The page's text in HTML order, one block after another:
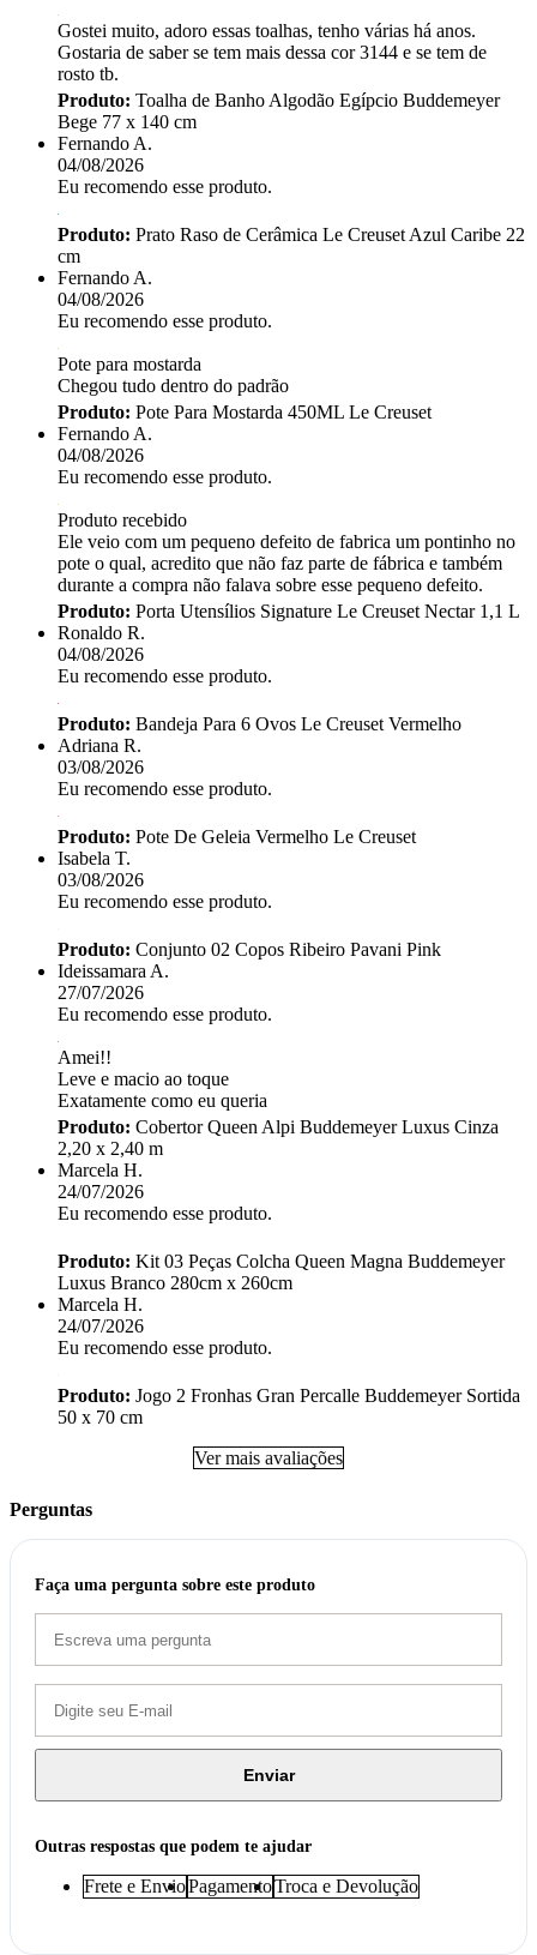
Gostei muito, adoro essas toalhas, tenho várias há anos.
Gostaria de saber se tem mais dessa cor 3144 e se tem de
rosto tb.
Produto: Toalha de Banho Algodão Egípcio Buddemeyer
Bege 77 x 140 cm
Fernando A.
04/08/2026
Eu recomendo esse produto.
Produto: Prato Raso de Cerâmica Le Creuset Azul Caribe 22
cm
Fernando A.
04/08/2026
Eu recomendo esse produto.
Pote para mostarda
Chegou tudo dentro do padrão
Produto: Pote Para Mostarda 450ML Le Creuset
Fernando A.
04/08/2026
Eu recomendo esse produto.
Produto recebido
Ele veio com um pequeno defeito de fabrica um pontinho no
pote o qual, acredito que não faz parte de fábrica e também
durante a compra não falava sobre esse pequeno defeito.
Produto: Porta Utensílios Signature Le Creuset Nectar 1,1 L
Ronaldo R.
04/08/2026
Eu recomendo esse produto.
Produto: Bandeja Para 6 Ovos Le Creuset Vermelho
Adriana R.
03/08/2026
Eu recomendo esse produto.
Produto: Pote De Geleia Vermelho Le Creuset
Isabela T.
03/08/2026
Eu recomendo esse produto.
Produto: Conjunto 02 Copos Ribeiro Pavani Pink
Ideissamara A.
27/07/2026
Eu recomendo esse produto.
Amei!!
Leve e macio ao toque
Exatamente como eu queria
Produto: Cobertor Queen Alpi Buddemeyer Luxus Cinza
2,20 x 2,40 m
Marcela H.
24/07/2026
Eu recomendo esse produto.
Produto: Kit 03 Peças Colcha Queen Magna Buddemeyer
Luxus Branco 280cm x 260cm
Marcela H.
24/07/2026
Eu recomendo esse produto.
Produto: Jogo 2 Fronhas Gran Percalle Buddemeyer Sortida
50 x 70 cm
Ver mais avaliações
Perguntas
Faça uma pergunta sobre este produto
Enviar
Outras respostas que podem te ajudar
Frete e EnvioPagamentoTroca e Devolução